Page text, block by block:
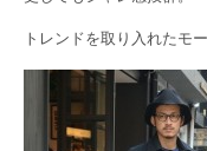
トレンドを取り入れたモ